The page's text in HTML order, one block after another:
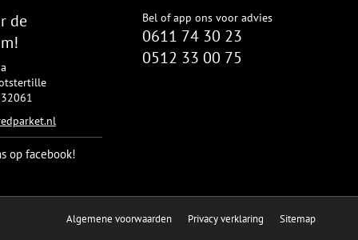
de
op facebook!
Bel of app ons voor advies
0611 74 30 23
0512 33 00 75
Algemene voorwaarden Privacy verklaring Sitemap